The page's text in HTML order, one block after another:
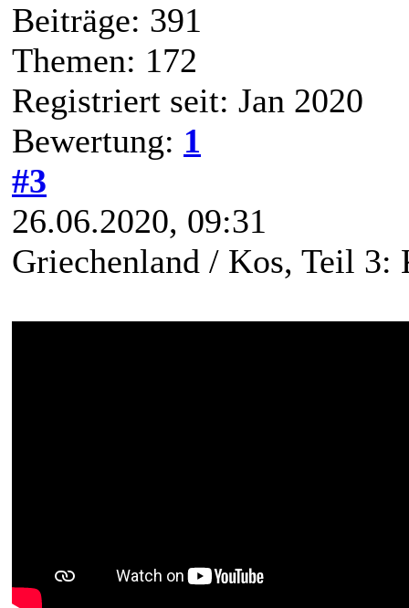
Beiträge: 391
Themen: 172
Registriert seit: Jan 2020
Bewertung: 1
#3
26.06.2020, 09:31
Griechenland / Kos, Teil 3: